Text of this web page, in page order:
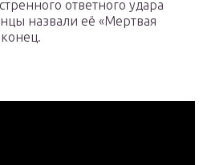
ответного удара
назвали её «Мертвая